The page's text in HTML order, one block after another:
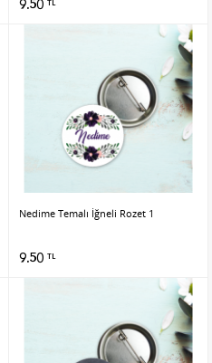
9.50 TL
Nedime Temalı İğneli Rozet 1
9.50 TL